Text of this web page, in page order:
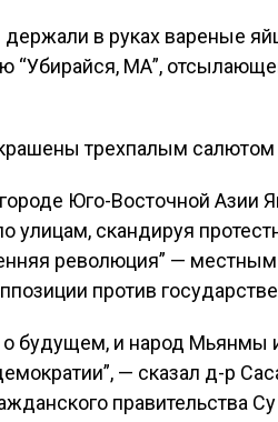
в руках вареные
“Убирайся, МА”,
трехпалым
Юго-Восточной Азии
улицам, скандируя
революция” —
против
о будущем, и народ
— сказал д-р
правительства